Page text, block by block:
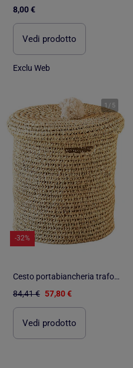
8,00 €
Vedi prodotto
Exclu Web
1 / 5
-32%
Cesto portabiancheria traforato con coperchio a pompon
84,41 € 57,80 €
Vedi prodotto